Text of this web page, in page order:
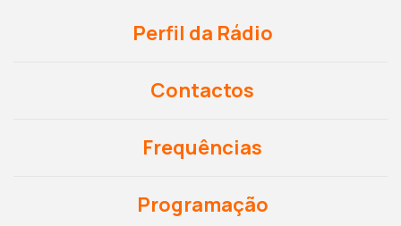
Perfil da Rádio
Contactos
Frequências
Programação